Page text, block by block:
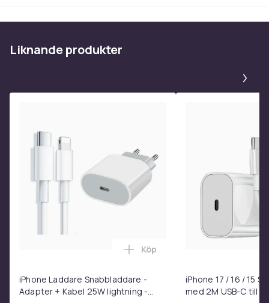
Liknande produkter
iPhone Laddare Snabbladdare -
Adapter + Kabel 25W lightning -
Lägg till iPhone Laddare
Köp
iPhone 17 / 16 / 15
med 2M USB-C till